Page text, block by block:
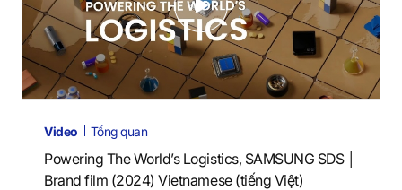
i
d
e
o
s
Video Tổng quan
Powering The World’s Logistics, SAMSUNG SDS │
Brand film (2024) Vietnamese (tiếng Việt)